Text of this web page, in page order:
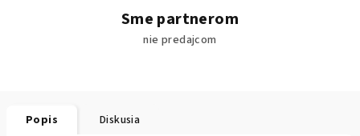
Sme partnerom
nie predajcom
Popis Diskusia